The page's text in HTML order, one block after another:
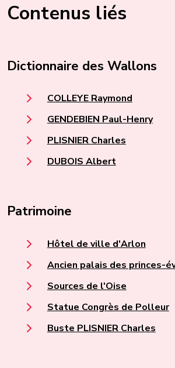
Contenus liés
Dictionnaire des Wallons
COLLEYE Raymond
GENDEBIEN Paul-Henry
PLISNIER Charles
DUBOIS Albert
Patrimoine
Hôtel de ville d'Arlon
Ancien palais des princes-
Sources de l'Oise
Statue Congrès de Polleur
Buste PLISNIER Charles